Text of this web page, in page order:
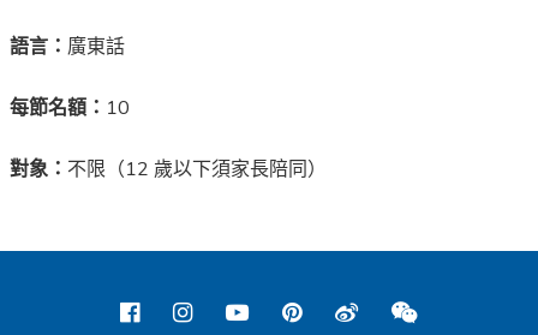
語言： 廣東話
每節名額： 10
對象： 不限（12 歲以下須家長陪同）